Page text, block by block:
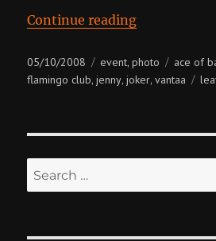
Continue reading“Ace of
Posted
on
05/10/2008 Categories
event,photo Tags
ace of
flamingo club,jenny,joker,vantaa
Search
for: